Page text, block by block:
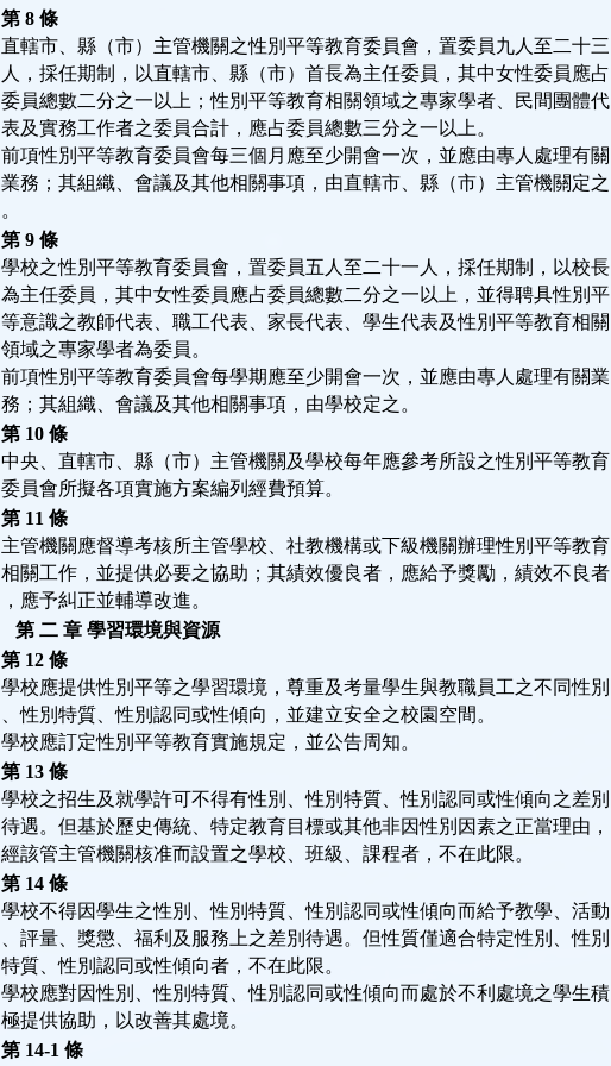
第 8 條
直轄市、縣（市）主管機關之性別平等教育委員會，置委員九人至二十三
人，採任期制，以直轄市、縣（市）首長為主任委員，其中女性委員應占
委員總數二分之一以上；性別平等教育相關領域之專家學者、民間團體代
表及實務工作者之委員合計，應占委員總數三分之一以上。
前項性別平等教育委員會每三個月應至少開會一次，並應由專人處理有關
業務；其組織、會議及其他相關事項，由直轄市、縣（市）主管機關定之
。
第 9 條
學校之性別平等教育委員會，置委員五人至二十一人，採任期制，以校長
為主任委員，其中女性委員應占委員總數二分之一以上，並得聘具性別平
等意識之教師代表、職工代表、家長代表、學生代表及性別平等教育相關
領域之專家學者為委員。
前項性別平等教育委員會每學期應至少開會一次，並應由專人處理有關業
務；其組織、會議及其他相關事項，由學校定之。
第 10 條
中央、直轄市、縣（市）主管機關及學校每年應參考所設之性別平等教育
委員會所擬各項實施方案編列經費預算。
第 11 條
主管機關應督導考核所主管學校、社教機構或下級機關辦理性別平等教育
相關工作，並提供必要之協助；其績效優良者，應給予獎勵，績效不良者
，應予糾正並輔導改進。
第 二 章 學習環境與資源
第 12 條
學校應提供性別平等之學習環境，尊重及考量學生與教職員工之不同性別
、性別特質、性別認同或性傾向，並建立安全之校園空間。
學校應訂定性別平等教育實施規定，並公告周知。
第 13 條
學校之招生及就學許可不得有性別、性別特質、性別認同或性傾向之差別
待遇。但基於歷史傳統、特定教育目標或其他非因性別因素之正當理由，
經該管主管機關核准而設置之學校、班級、課程者，不在此限。
第 14 條
學校不得因學生之性別、性別特質、性別認同或性傾向而給予教學、活動
、評量、獎懲、福利及服務上之差別待遇。但性質僅適合特定性別、性別
特質、性別認同或性傾向者，不在此限。
學校應對因性別、性別特質、性別認同或性傾向而處於不利處境之學生積
極提供協助，以改善其處境。
第 14-1 條